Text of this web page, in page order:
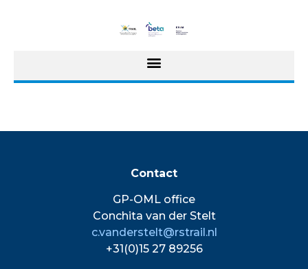
Contact
GP-OML office
Conchita van der Stelt
c.vanderstelt@rstrail.nl
+31(0)15 27 89256